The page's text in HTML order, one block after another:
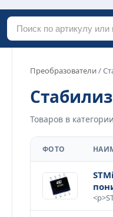
Преобразователи/
Товаров в
ФОТО